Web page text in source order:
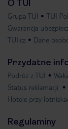
O TUI
Grupa TUI TUI
Gwarancja
TUI.cz
Dane
Przydatne
Podróż z TUI
Status reklamacji
Hotele przy
Regulaminy